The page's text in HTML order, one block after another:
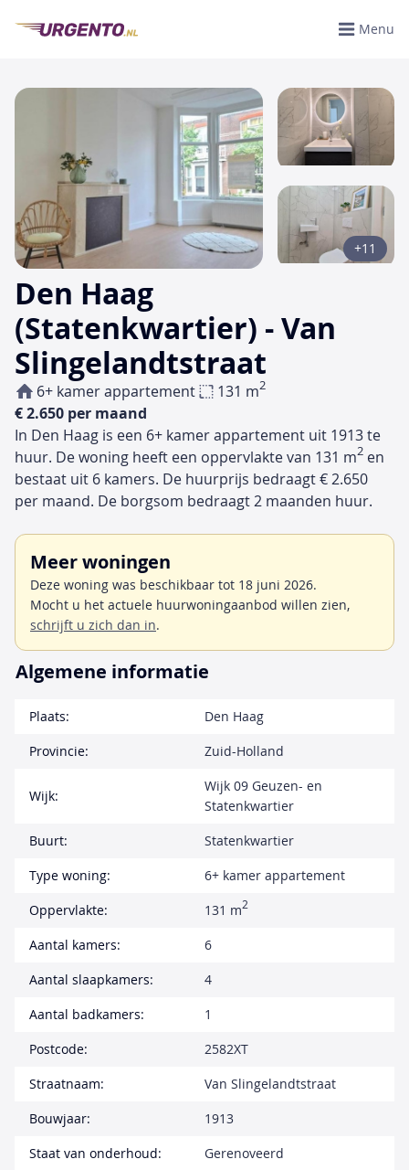
Menu
Den Haag
(Statenkwartier) - Van
Slingelandtstraat
6+ kamer appartement 131 m2
€ 2.650 per maand
+11
In Den Haag is een 6+ kamer appartement uit 1913 te
huur. De woning heeft een oppervlakte van 131 m2 en
bestaat uit 6 kamers. De huurprijs bedraagt € 2.650
per maand. De borgsom bedraagt 2 maanden huur.
Meer woningen
Deze woning was beschikbaar tot 18 juni 2026.
Mocht u het actuele huurwoningaanbod willen zien,
schrijft u zich dan in.
Algemene informatie
Plaats:
Den Haag
Provincie:
Zuid-Holland
Wijk:
Wijk 09 Geuzen- en
Statenkwartier
Buurt:
Statenkwartier
Type woning:
6+ kamer appartement
Oppervlakte:
131 m2
Aantal kamers:
6
Aantal slaapkamers:
4
Aantal badkamers:
1
Postcode:
2582XT
Straatnaam:
Van Slingelandtstraat
Bouwjaar:
1913
Staat van onderhoud:
Gerenoveerd